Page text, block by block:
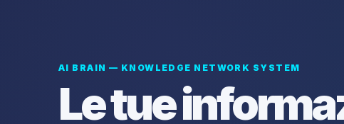
AI BRAIN — KNOWLEDGE NETWORK SYSTEM
Le tue